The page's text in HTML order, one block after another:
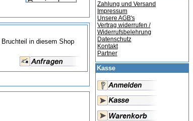
in diesem Shop
Zahlung und Versand
Impressum
Unsere AGB's
Vertrag widerrufen /
Widerrufsbelehrung
Datenschutz
Kontakt
Partner
Kasse